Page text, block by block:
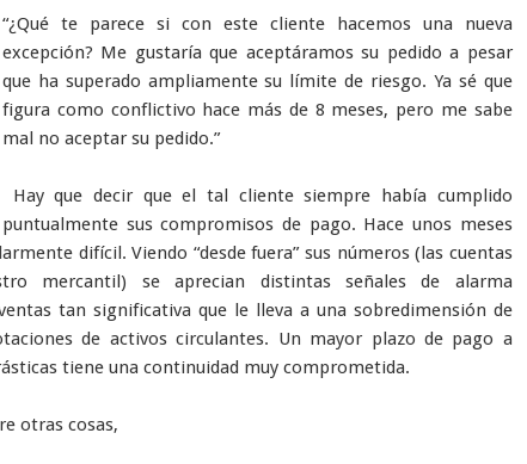
“¿Qué te parece si con este cliente hacemos una nueva
excepción? Me gustaría que aceptáramos su pedido a pesar
que ha superado ampliamente su límite de riesgo. Ya sé que
figura como conflictivo hace más de 8 meses, pero me sabe
mal no aceptar su pedido.”
Hay que decir que el tal cliente siempre había cumplido
puntualmente sus compromisos de pago. Hace unos meses
difícil. Viendo “desde fuera” sus números (las cuentas
mercantil) se aprecian distintas señales de alarma
tan significativa que le lleva a una sobredimensión de
de activos circulantes. Un mayor plazo de pago a
tiene una continuidad muy comprometida.
otras cosas,